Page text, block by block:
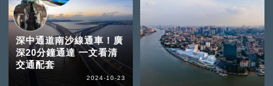
深中通道南沙線通車！廣
深20分鐘通達 一文看清
交通配套
2024-10-23